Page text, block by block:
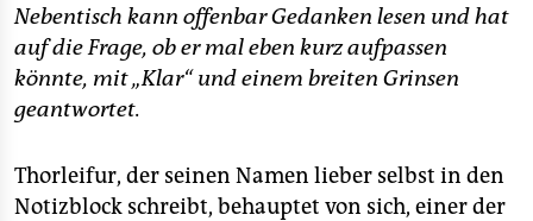
Nebentisch kann offenbar Gedanken lesen und hat
auf die Frage, ob er mal eben kurz aufpassen
könnte, mit „Klar“ und einem breiten Grinsen
geantwortet.
Thorleifur, der seinen Namen lieber selbst in den
Notizblock schreibt, behauptet von sich, einer der